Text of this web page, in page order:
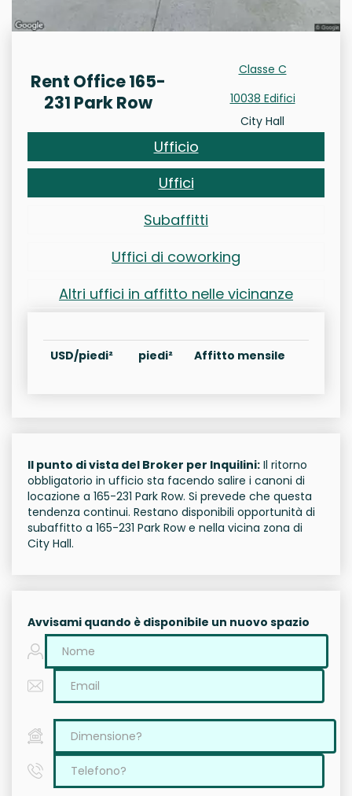
Rent Office 165-
231 Park Row
Classe C
10038 Edifici
City Hall
Ufficio
Uffici
Subaffitti
Uffici di coworking
Altri uffici in affitto nelle vicinanze
USD/piedi² piedi² Affitto mensile
Il punto di vista del Broker per Inquilini: Il ritorno
obbligatorio in ufficio sta facendo salire i canoni di
locazione a 165-231 Park Row. Si prevede che questa
tendenza continui. Restano disponibili opportunità di
subaffitto a 165-231 Park Row e nella vicina zona di
City Hall.
Avvisami quando è disponibile un nuovo spazio